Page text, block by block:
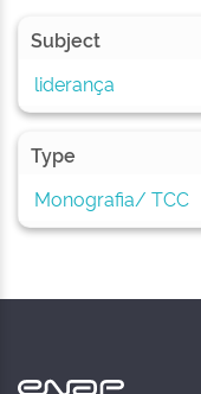
Subject
liderança
Type
Monografia/ TCC